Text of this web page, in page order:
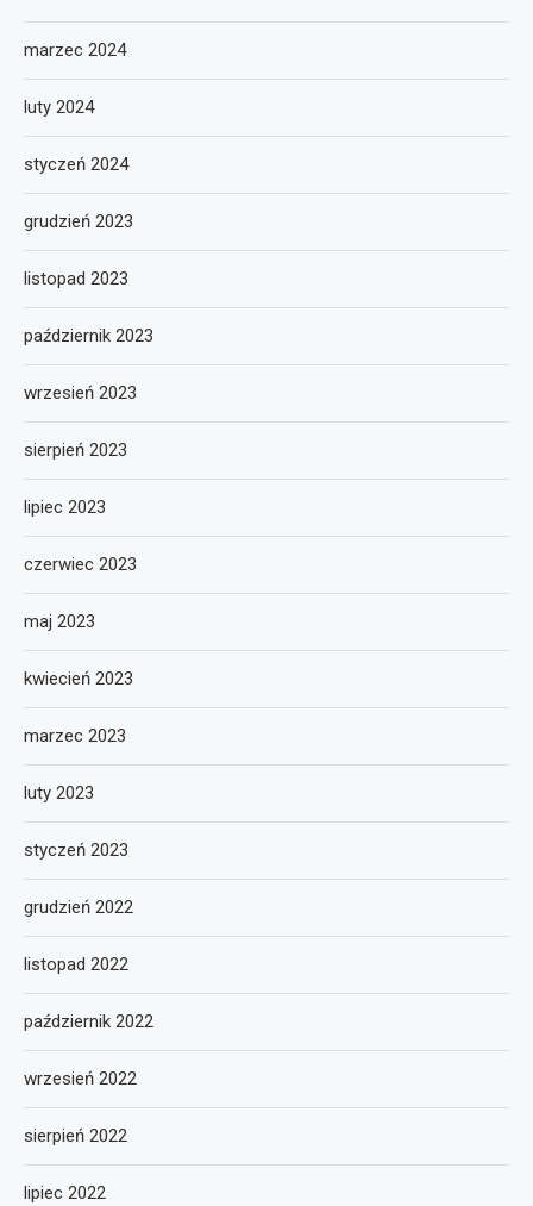
marzec 2024
luty 2024
styczeń 2024
grudzień 2023
listopad 2023
październik 2023
wrzesień 2023
sierpień 2023
lipiec 2023
czerwiec 2023
maj 2023
kwiecień 2023
marzec 2023
luty 2023
styczeń 2023
grudzień 2022
listopad 2022
październik 2022
wrzesień 2022
sierpień 2022
lipiec 2022